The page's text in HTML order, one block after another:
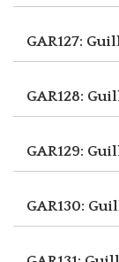
GAR127:
GAR128:
GAR129:
GAR130: